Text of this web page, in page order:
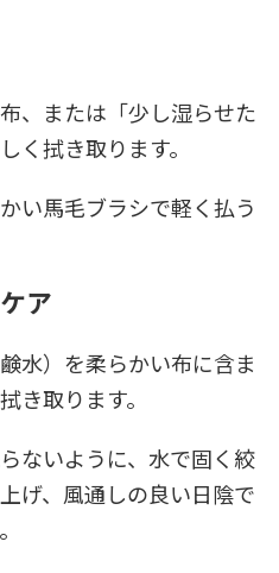
、または「少し湿らせた
く拭き取ります。
い馬毛ブラシで軽く払う
ア
水）を柔らかい布に含ま
き取ります。
ないように、水で固く絞
げ、風通しの良い日陰で